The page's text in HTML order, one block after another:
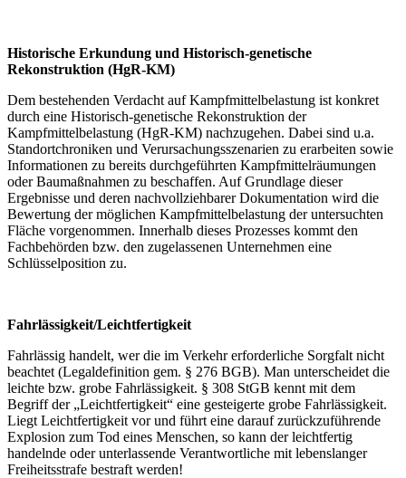
Historische Erkundung und Historisch-genetische
Rekonstruktion (HgR-KM)
Dem bestehenden Verdacht auf Kampfmittelbelastung ist konkret
durch eine Historisch-genetische Rekonstruktion der
Kampfmittelbelastung (HgR-KM) nachzugehen. Dabei sind u.a.
Standortchroniken und Verursachungsszenarien zu erarbeiten sowie
Informationen zu bereits durchgeführten Kampfmittelräumungen
oder Baumaßnahmen zu beschaffen. Auf Grundlage dieser
Ergebnisse und deren nachvollziehbarer Dokumentation wird die
Bewertung der möglichen Kampfmittelbelastung der untersuchten
Fläche vorgenommen. Innerhalb dieses Prozesses kommt den
Fachbehörden bzw. den zugelassenen Unternehmen eine
Schlüsselposition zu.
Fahrlässigkeit/Leichtfertigkeit
Fahrlässig handelt, wer die im Verkehr erforderliche Sorgfalt nicht
beachtet (Legaldefinition gem. § 276 BGB). Man unterscheidet die
leichte bzw. grobe Fahrlässigkeit. § 308 StGB kennt mit dem
Begriff der „Leichtfertigkeit“ eine gesteigerte grobe Fahrlässigkeit.
Liegt Leichtfertigkeit vor und führt eine darauf zurückzuführende
Explosion zum Tod eines Menschen, so kann der leichtfertig
handelnde oder unterlassende Verantwortliche mit lebenslanger
Freiheitsstrafe bestraft werden!